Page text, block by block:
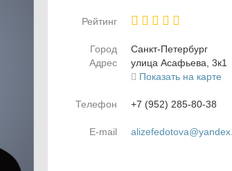
Рейтинг
Город
Санкт-Пе­тер­бург
Адрес
ули­ца Аса­фье­ва, 3к1
Показать на карте
Телефон +7 (952) 285-80-38
E-mail